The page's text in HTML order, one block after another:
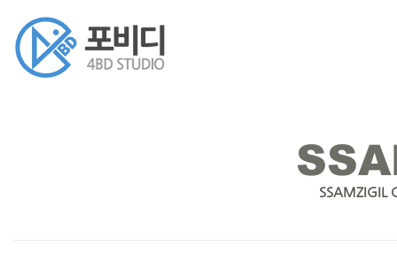
SSAMZIGIL